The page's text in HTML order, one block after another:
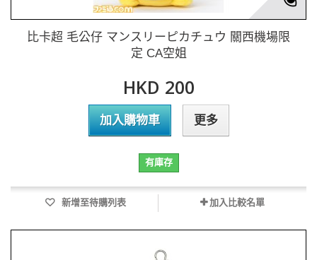
比卡超 毛公仔 マンスリーピカチュウ 關西機場限
定 CA空姐
HKD 200
加入購物車 更多
有庫存
新增至待購列表 加入比較名單